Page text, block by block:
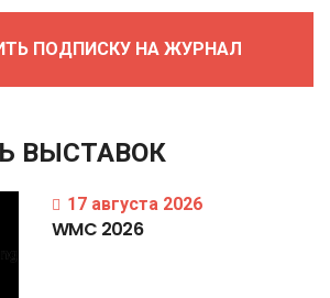
ПОДПИСКУ НА ЖУРНАЛ
ВЫСТАВОК
17 августа 2026
WMC 2026